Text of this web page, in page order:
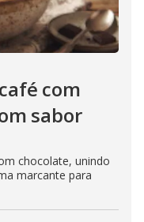
com
sabor
chocolate, unindo
marcante para